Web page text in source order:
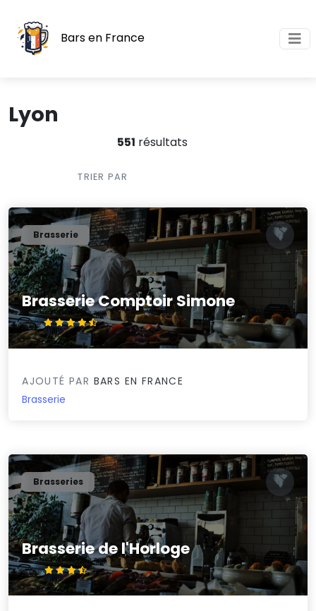
Bars en France
Lyon
551 résultats
TRIER PAR
Brasserie Comptoir Simone
4.5/5
Brasserie
AJOUTÉ PAR BARS EN FRANCE
Brasserie
Brasserie de l'Horloge
3.9/5
Brasseries